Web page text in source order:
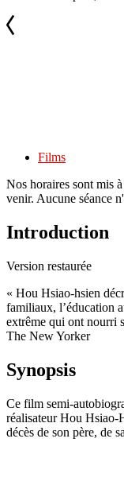
Films
Nos horaires sont mis
venir. Aucune séance
Introduction
Version restaurée
« Hou Hsiao-hsien
familiaux, l’éducation
extrême qui ont nourri
The New Yorker
Synopsis
Ce film semi-
réalisateur Hou Hsiao-
décès de son père, de